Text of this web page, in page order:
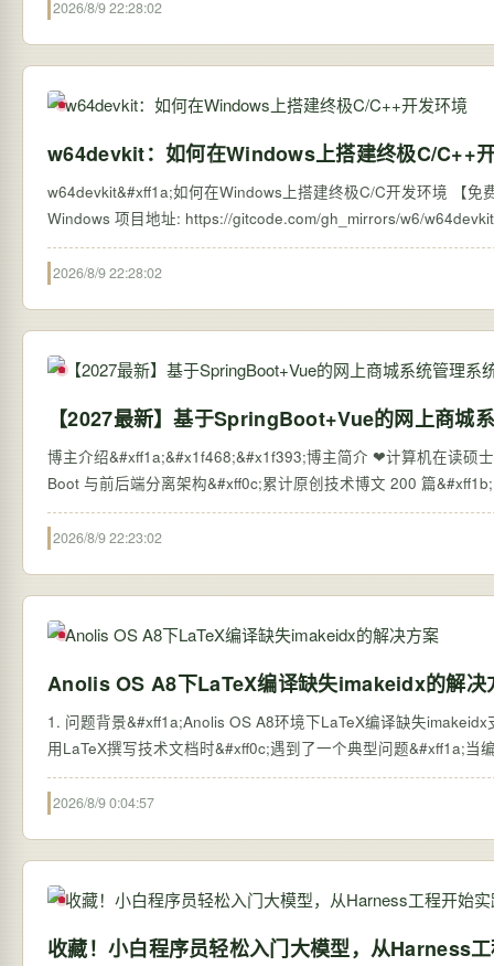
2026/8/9 22:28:02
w64devkit：如何在Windows上搭建终极C/C++
w64devkit&#xff1a;如何在Windows上搭建终极C/C开发环境 【
2026/8/9 22:28:02
【2027最新】基于SpringBoot+Vue的网上商城
博主介绍&#xff1a;&#x1f468;‍&#x1f393;博主简介 ❤计算机在读硕
Boot 与前后端分离架构&#xff0c;累计原创技术博文 200 篇
2026/8/9 22:23:02
Anolis OS A8下LaTeX编译缺失imakeidx的解决
1. 问题背景&#xff1a;Anolis OS A8环境下LaTeX编译缺失
用LaTeX撰写技术文档时&#xff0c;遇到了一个典型问题&#xff1a;
2026/8/9 0:04:57
收藏！小白程序员轻松入门大模型，从Harness